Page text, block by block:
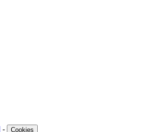
- Cookies